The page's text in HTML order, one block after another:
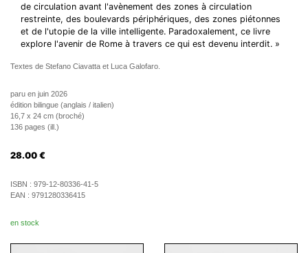
de circulation avant l'avènement des zones à circulation
restreinte, des boulevards périphériques, des zones piétonnes
et de l'utopie de la ville intelligente. Paradoxalement, ce livre
explore l'avenir de Rome à travers ce qui est devenu interdit. »
Textes de Stefano Ciavatta et Luca Galofaro.
paru en juin 2026
édition bilingue (anglais / italien)
16,7 x 24 cm (broché)
136 pages (ill.)
28.00 €
ISBN : 979-12-80336-41-5
EAN : 9791280336415
en stock